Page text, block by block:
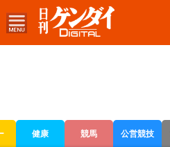
健康 競馬 公営競技